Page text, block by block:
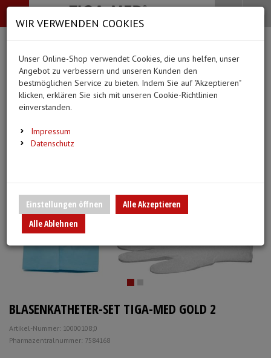
-->
Bekleidung
Alle Kategorien
BEKLEIDUNG
Überschuhe
Hauben
Ärmelschoner
Medizinische Hilfsmittel
Alle Kategorien
MEDIZINISCHE HILFSMITTEL (44
Ergebnisse)
Alle anzeigen
Infusion/Transfusion
Urinbeutel/Beinbeutel
Sauerstoffartikel
Spritzen, Kanülen & Zubehör
Pflege & Alltag
Alle Kategorien
PFLEGE & ALLTAG
Medikation
Urinflaschen &
Unterlagen und
Alle Kategorien
DIAGNOSTIK &
EKG-Elektroden &
Fieberthermometer
Merkzettel
Ihr Warenkorb ist momentan leer.
Ergebnisse () Fertig
Menü Search
BLASENKATHETER-SET TIGA-MED GOLD 2
Artikel-Nummer: 10000108;0
Pharmazentralnummer: 7584168
WIR VERWENDEN COOKIES
Unser Online-Shop verwendet Cookies, die uns helfen, unser
Angebot zu verbessern und unseren Kunden den
bestmöglichen Service zu bieten. Indem Sie auf "Akzeptieren"
klicken, erklären Sie sich mit unseren Cookie-Richtlinien
einverstanden.
Impressum
Datenschutz
Einstellungen öffnen
Alle Akzeptieren
Alle Ablehnen